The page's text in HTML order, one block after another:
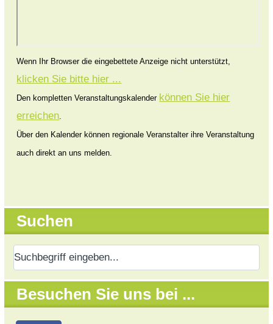
Wenn Ihr Browser die eingebettete Anzeige nicht unterstützt,
klicken Sie bitte hier ...
Den kompletten Veranstaltungskalender können Sie hier
erreichen.
Über den Kalender können regionale Veranstalter ihre Veranstaltung
auch direkt an uns melden.
Suchen
Besuchen Sie uns bei ...